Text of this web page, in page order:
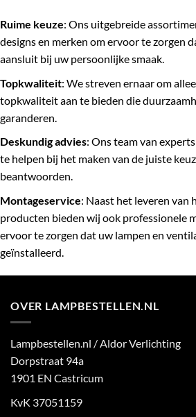
Ruime keuze: Ons uitgebreide
designs en merken om ervoor te zorgen
aansluit bij uw persoonlijke smaak.
Topkwaliteit: We streven ernaar om
topkwaliteit aan te bieden die
garanderen.
Deskundig advies: Ons team van
te helpen bij het maken van de juiste
beantwoorden.
Montageservice: Naast het leveren van
producten bieden wij ook professionele
ervoor te zorgen dat uw lampen en
geïnstalleerd.
OVER LAMPBESTELLEN.NL
Lampbestellen.nl / Aldor Verlichting
Dorpstraat 94a
1901 EN Castricum
KvK 37051159